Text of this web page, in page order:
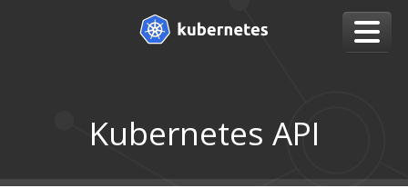
Kubernetes API